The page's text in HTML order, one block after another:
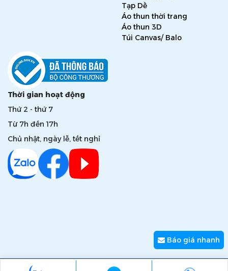
Tạp Dề
Áo thun thời trang
Áo thun 3D
Túi Canvas/ Balo
Thời gian hoạt động
Thứ 2 - thứ 7
Từ 7h đến 17h
Chủ nhật, ngày lễ, tết nghỉ
Báo giá nhanh